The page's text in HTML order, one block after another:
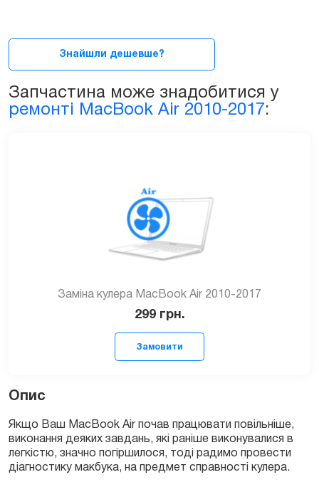
2008-
(A1237,
A1304)
Знайшли дешевше?
Запчастина може знадобитися у
ремонті MacBook Air 2010-2017:
Заміна кулера MacBook Air 2010-2017
299 грн.
Замовити
Опис
Якщо Ваш MacBook Air почав працювати повільніше,
виконання деяких завдань, які раніше виконувалися в
легкістю, значно погіршилося, тоді радимо провести
діагностику макбука, на предмет справності кулера.